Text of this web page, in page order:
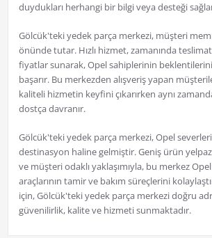
duydukları herhangi bir bilgi veya desteği
Gölcük'teki yedek parça merkezi, müşteri
önünde tutar. Hızlı hizmet, zamanında
fiyatlar sunarak, Opel sahiplerinin beklentilerini
başarır. Bu merkezden alışveriş yapan
kaliteli hizmetin keyfini çıkarırken aynı
dostça davranır.
Gölcük'teki yedek parça merkezi, Opel
destinasyon haline gelmiştir. Geniş ürün
ve müşteri odaklı yaklaşımıyla, bu merkez
araçlarının tamir ve bakım süreçlerini
için, Gölcük'teki yedek parça merkezi doğru
güvenilirlik, kalite ve hizmeti sunmaktadır.